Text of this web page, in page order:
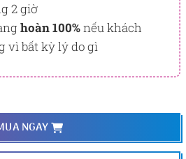
2 giờ
hoàn 100%nếu khách
vì bất kỳ lý do gì
NGAY